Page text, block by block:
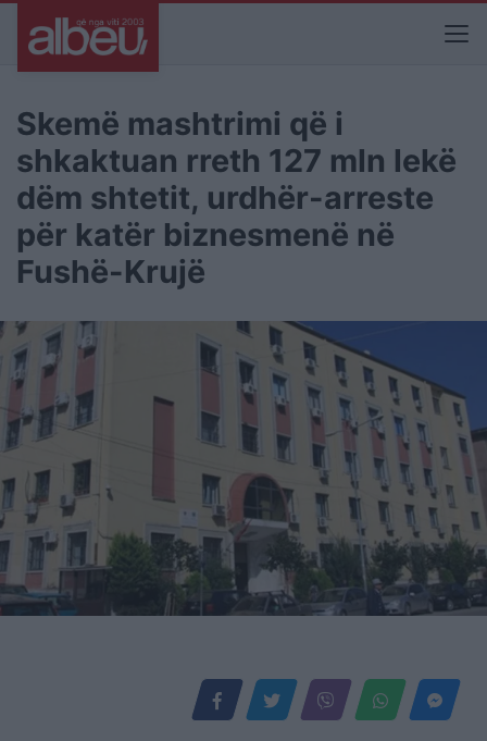
Skemë mashtrimi që i
shkaktuan rreth 127 mln lekë
dëm shtetit, urdhër-arreste
për katër biznesmenë në
Fushë-Krujë